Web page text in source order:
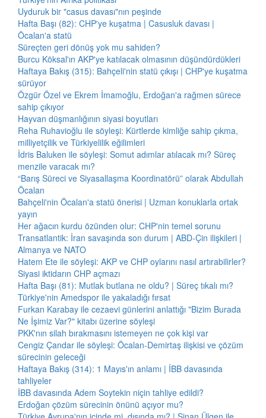
Uyduruk bir "casus davası"nın peşinde
Hafta Başı (82): CHP'ye kuşatma | Casusluk davası |
Öcalan'a statü
Süreçten geri dönüş yok mu sahiden?
Burcu Köksal'ın AKP'ye katılacak olmasının düşündürdükleri
Haftaya Bakış (315): Bahçeli'nin statü çıkışı | CHP'ye kuşatma
sürüyor
Özgür Özel ve Ekrem İmamoğlu, Erdoğan'a rağmen sürece
sahip çıkıyor
Hayvan düşmanlığının siyasi boyutları
Reha Ruhavioğlu ile söyleşi: Kürtlerde kimliğe sahip çıkma,
milliyetçilik ve Türkiyelilik eğilimleri
İdris Baluken ile söyleşi: Somut adımlar atılacak mı? Süreç
menzile varacak mı?
“Barış Süreci ve Siyasallaşma Koordinatörü” olarak Abdullah
Öcalan
Bahçeli'nin Öcalan'a statü önerisi | Uzman konuklarla ortak
yayın
Her ağacın kurdu özünden olur: CHP'nin temel sorunu
Transatlantik: İran savaşında son durum | ABD-Çin ilişkileri |
Almanya ve NATO
Hatem Ete ile söyleşi: AKP ve CHP oylarını nasıl artırabilirler?
Siyasi iktidarın CHP açmazı
Hafta Başı (81): Mutlak butlana ne oldu? | Süreç tıkalı mı?
Türkiye'nin Amedspor ile yakaladığı fırsat
Furkan Karabay ile cezaevi günlerini anlattığı "Bizim Burada
Ne İşimiz Var?" kitabı üzerine söyleşi
PKK'nın silah bırakmasını istemeyen ne çok kişi var
Cengiz Çandar ile söyleşi: Öcalan-Demirtaş ilişkisi ve çözüm
sürecinin geleceği
Haftaya Bakış (314): 1 Mayıs'ın anlamı | İBB davasında
tahliyeler
İBB davasında Adem Soytekin niçin tahliye edildi?
Erdoğan çözüm sürecinin önünü açıyor mu?